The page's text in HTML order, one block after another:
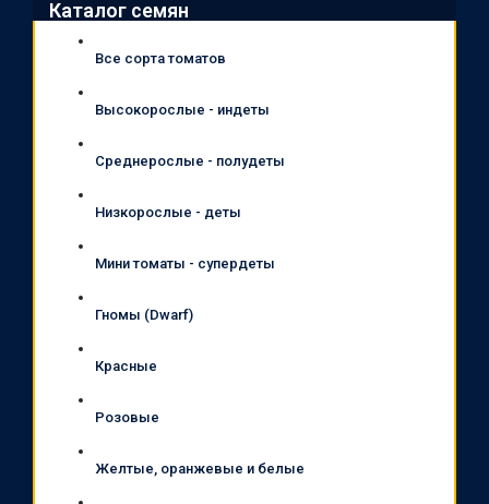
Каталог семян
Все сорта томатов
Высокорослые - индеты
Среднерослые - полудеты
Низкорослые - деты
Мини томаты - супердеты
Гномы (Dwarf)
Красные
Розовые
Желтые, оранжевые и белые